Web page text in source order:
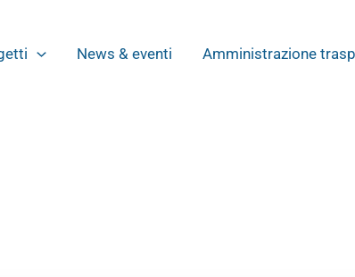
News & eventi Amministrazione